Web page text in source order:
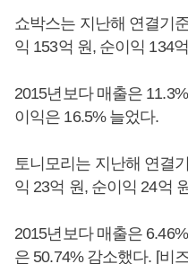
쇼박스는 지난해 연결기
익 153억 원, 순이익 134
2015년보다 매출은
이익은 16.5% 늘었다.
토니모리는 지난해 연결
익 23억 원, 순이익 24억
2015년보다 매출은
은 50.74% 감소했다. [비